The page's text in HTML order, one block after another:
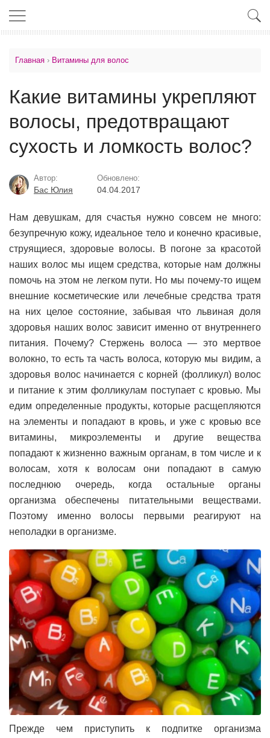
Главная › Витамины для волос
Какие витамины укрепляют
волосы, предотвращают
сухость и ломкость волос?
Автор:
Бас Юлия
Обновлено:
04.04.2017
Нам девушкам, для счастья нужно совсем не много:
безупречную кожу, идеальное тело и конечно красивые,
струящиеся, здоровые волосы. В погоне за красотой
наших волос мы ищем средства, которые нам должны
помочь на этом не легком пути. Но мы почему-то ищем
внешние косметические или лечебные средства тратя
на них целое состояние, забывая что львиная доля
здоровья наших волос зависит именно от внутреннего
питания. Почему? Стержень волоса — это мертвое
волокно, то есть та часть волоса, которую мы видим, а
здоровья волос начинается с корней (фолликул) волос
и питание к этим фолликулам поступает с кровью. Мы
едим определенные продукты, которые расщепляются
на элементы и попадают в кровь, и уже с кровью все
витамины, микроэлементы и другие вещества
попадают к жизненно важным органам, в том числе и к
волосам, хотя к волосам они попадают в самую
последнюю очередь, когда остальные органы
организма обеспечены питательными веществами.
Поэтому именно волосы первыми реагируют на
неполадки в организме.
Прежде чем приступить к подпитке организма